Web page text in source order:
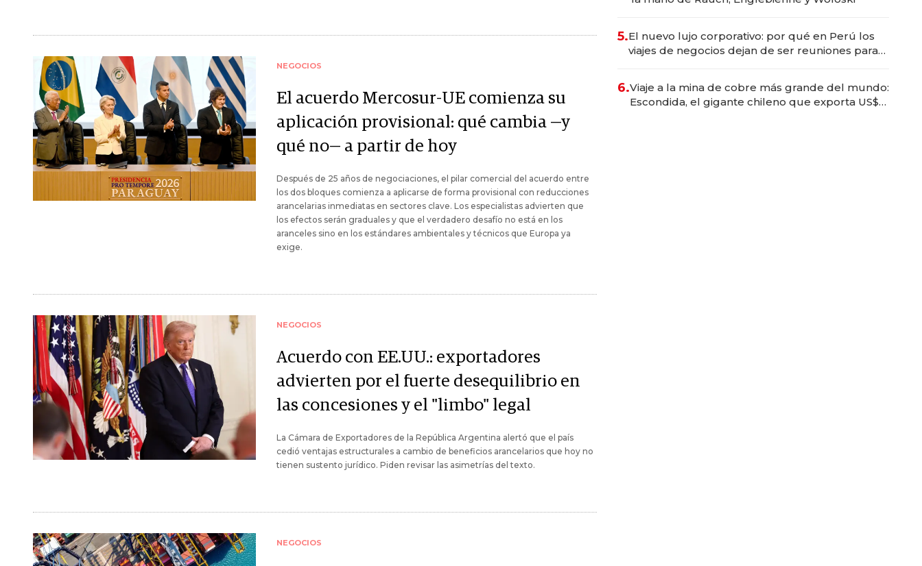
NEGOCIOS
El acuerdo Mercosur-UE comienza su
aplicación provisional: qué cambia —y
qué no— a partir de hoy
Después de 25 años de negociaciones, el pilar comercial del acuerdo entre
los dos bloques comienza a aplicarse de forma provisional con reducciones
arancelarias inmediatas en sectores clave. Los especialistas advierten que
los efectos serán graduales y que el verdadero desafío no está en los
aranceles sino en los estándares ambientales y técnicos que Europa ya
exige.
NEGOCIOS
Acuerdo con EE.UU.: exportadores
advierten por el fuerte desequilibrio en
las concesiones y el "limbo" legal
La Cámara de Exportadores de la República Argentina alertó que el país
cedió ventajas estructurales a cambio de beneficios arancelarios que hoy no
tienen sustento jurídico. Piden revisar las asimetrías del texto.
NEGOCIOS
5.El nuevo lujo corporativo: por qué en Perú los
viajes de negocios dejan de ser reuniones para
6.Viaje a la mina de cobre más grande del mundo:
Escondida, el gigante chileno que exporta US$